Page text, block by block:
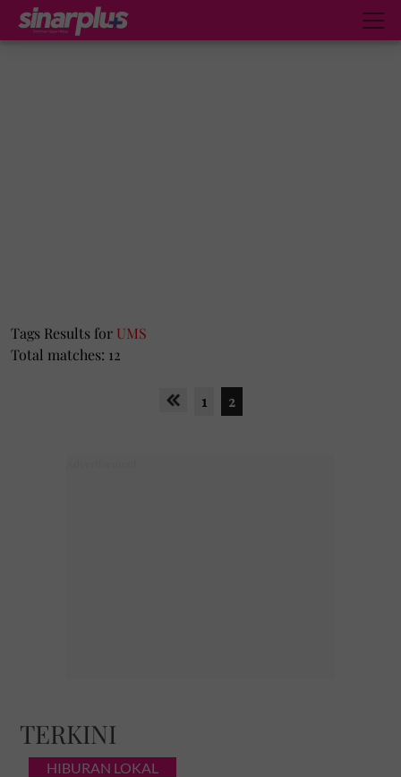
Tags Results for UMS
Total matches: 12
1 2
TERKINI
HIBURAN LOKAL